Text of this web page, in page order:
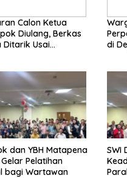
Calon Ketua
Diulang, Berkas
Ditarik Usai
di
dan YBH Matapena
Pelatihan
bagi Wartawan
SWI